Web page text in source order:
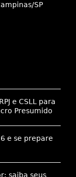
SP
e CSLL para
Presumido
e se prepare
saiba seus